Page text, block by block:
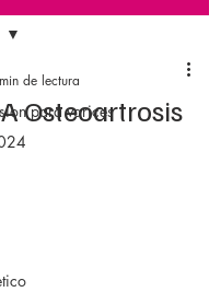
para varices
Osteoartrosis
de lectura